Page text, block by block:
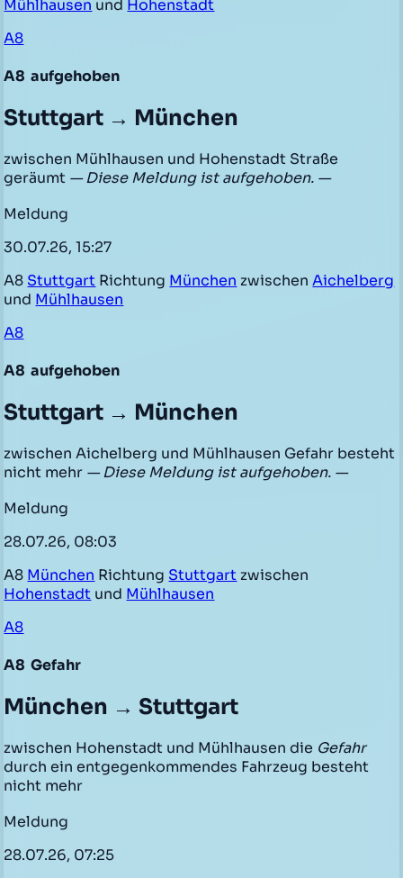
Mühlhausen und Hohenstadt
A8
A8 aufgehoben
Stuttgart → München
zwischen Mühlhausen und Hohenstadt Straße
geräumt — Diese Meldung ist aufgehoben. —
Meldung
30.07.26, 15:27
A8 Stuttgart Richtung München zwischenAichelberg
und Mühlhausen
A8
A8 aufgehoben
Stuttgart → München
zwischen Aichelberg und Mühlhausen Gefahr besteht
nicht mehr — Diese Meldung ist aufgehoben. —
Meldung
28.07.26, 08:03
A8 München Richtung Stuttgart zwischen
Hohenstadt und Mühlhausen
A8
A8 Gefahr
München → Stuttgart
zwischen Hohenstadt und Mühlhausen die Gefahr
durch ein entgegenkommendes Fahrzeug besteht
nicht mehr
Meldung
28.07.26, 07:25